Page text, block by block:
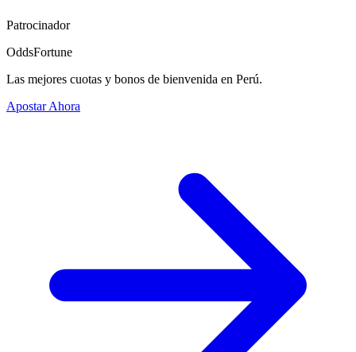
Patrocinador
OddsFortune
Las mejores cuotas y bonos de bienvenida en Perú.
Apostar Ahora